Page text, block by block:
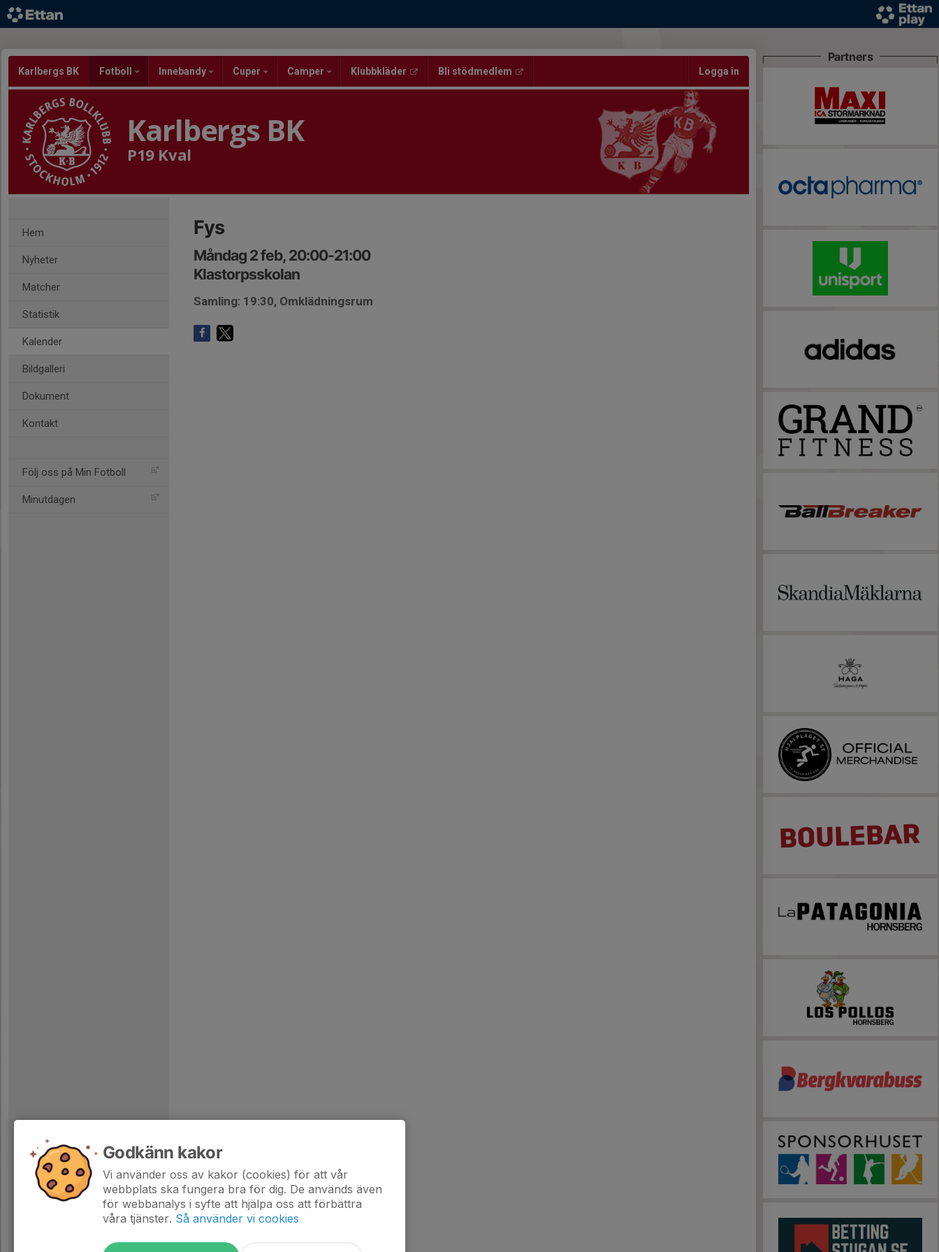
Karlbergs BK Fotboll Innebandy Cuper Camper Klubbkläder Bli stödmedlem Logga in
Karlbergs BK
P19 Kval
Hem
Nyheter
Matcher
Statistik
Kalender
Bildgalleri
Dokument
Kontakt
Följ oss på Min Fotboll
Minutdagen
Fys
Måndag 2 feb, 20:00-21:00
Klastorpsskolan
Samling: 19:30, Omklädningsrum
Partners
Godkänn kakor
Vi använder oss av kakor (cookies) för att vår
webbplats ska fungera bra för dig. De används även
för webbanalys i syfte att hjälpa oss att förbättra
våra tjänster. Så använder vi cookies